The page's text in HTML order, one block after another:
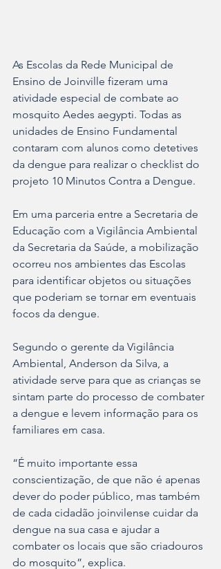
As Escolas da Rede Municipal de
Ensino de Joinville fizeram uma
atividade especial de combate ao
mosquito Aedes aegypti. Todas as
unidades de Ensino Fundamental
contaram com alunos como detetives
da dengue para realizar o checklist do
projeto 10 Minutos Contra a Dengue.
Em uma parceria entre a Secretaria de
Educação com a Vigilância Ambiental
da Secretaria da Saúde, a mobilização
ocorreu nos ambientes das Escolas
para identificar objetos ou situações
que poderiam se tornar em eventuais
focos da dengue.
Segundo o gerente da Vigilância
Ambiental, Anderson da Silva, a
atividade serve para que as crianças se
sintam parte do processo de combater
a dengue e levem informação para os
familiares em casa.
“É muito importante essa
conscientização, de que não é apenas
dever do poder público, mas também
de cada cidadão joinvilense cuidar da
dengue na sua casa e ajudar a
combater os locais que são criadouros
do mosquito”, explica.